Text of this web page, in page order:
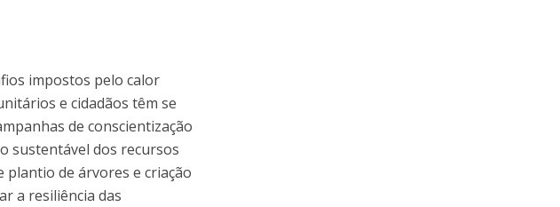
impostos pelo calor
e cidadãos têm se
de conscientização
sustentável dos recursos
de árvores e criação
a resiliência das